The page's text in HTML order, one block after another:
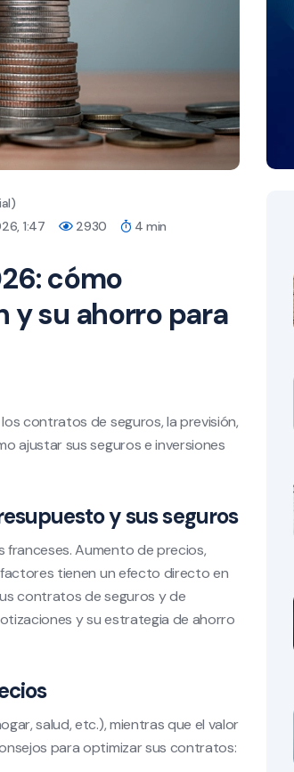
1:47 2930 4 min
cómo
y su ahorro para
contratos de seguros, la previsión,
ajustar sus seguros e inversiones
y sus seguros
franceses. Aumento de precios,
tienen un efecto directo en
contratos de seguros y de
y su estrategia de ahorro
salud, etc.), mientras que el valor
para optimizar sus contratos: